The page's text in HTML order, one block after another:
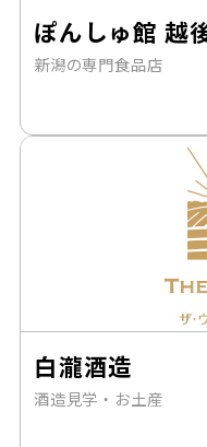
ぽんしゅ館 越
新潟の専門食品店
白瀧酒造
酒造見学・お土産